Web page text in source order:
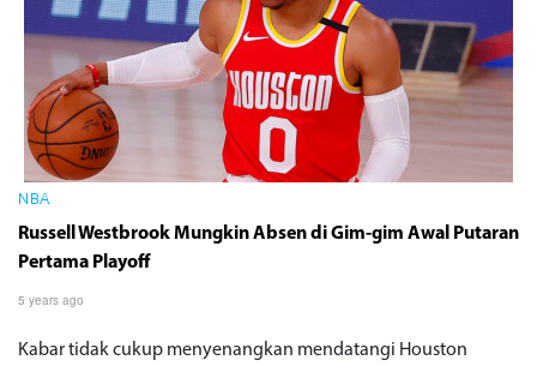
NBA
Russell Westbrook Mungkin Absen di Gim-gim Awal Putaran
Pertama Playoff
5 years ago
Kabar tidak cukup menyenangkan mendatangi Houston